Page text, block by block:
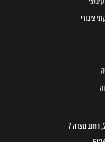
ציבורי